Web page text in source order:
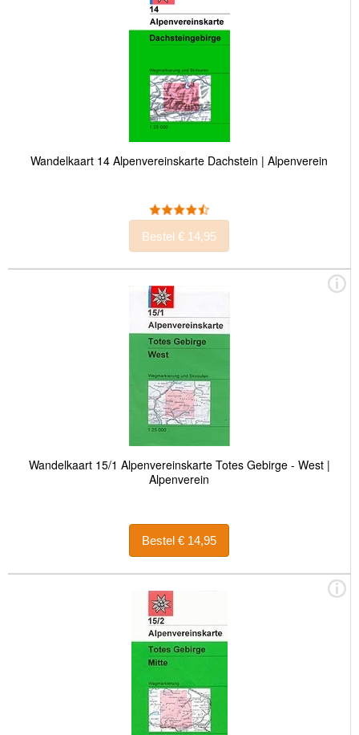
Wandelkaart 14 Alpenvereinskarte Dachstein | Alpenverein
Bestel € 14,95
Wandelkaart 15/1 Alpenvereinskarte Totes Gebirge - West |
Alpenverein
Bestel € 14,95